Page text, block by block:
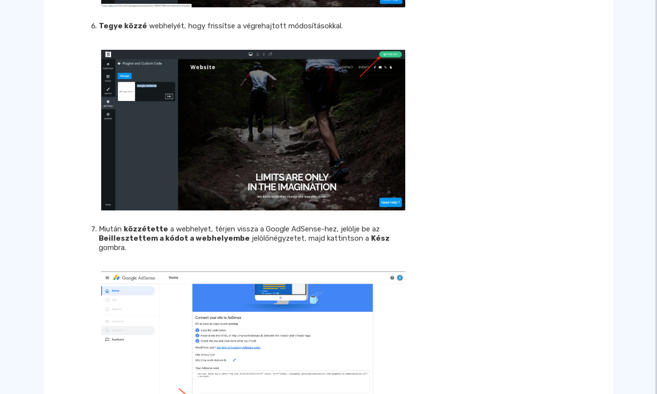
Tegye közzé webhelyét, hogy frissítse a végrehajtott módosításokkal.
Miután közzétette a webhelyet, térjen vissza a Google AdSense-hez, jelölje be az
Beillesztettem a kódot a webhelyembe jelölőnégyzetet, majd kattintson a Kész
gombra.